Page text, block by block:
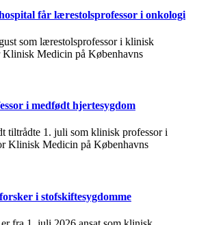
får lærestolsprofessor i onkologi
som lærestolsprofessor i klinisk
Medicin på Københavns
i medfødt hjertesygdom
tiltrådte 1. juli som klinisk professor i
Klinisk Medicin på Københavns
i stofskiftesygdomme